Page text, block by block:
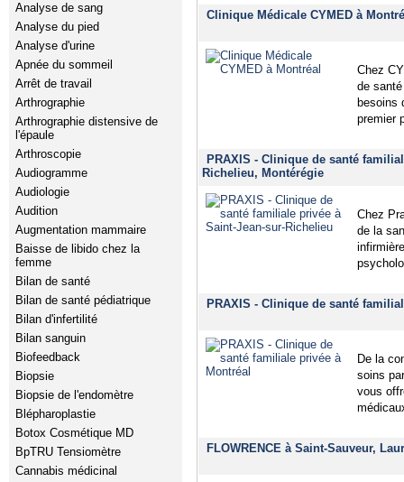
Analyse de sang
Analyse du pied
Analyse d'urine
Apnée du sommeil
Arrêt de travail
Arthrographie
Arthrographie distensive de
l'épaule
Arthroscopie
Audiogramme
Audiologie
Audition
Augmentation mammaire
Baisse de libido chez la
femme
Bilan de santé
Bilan de santé pédiatrique
Bilan d'infertilité
Bilan sanguin
Biofeedback
Biopsie
Biopsie de l'endomètre
Blépharoplastie
Botox Cosmétique MD
BpTRU Tensiomètre
Cannabis médicinal
Clinique Médicale CYMED à
Chez
de
besoins
premier
PRAXIS - Clinique de santé
Richelieu, Montérégie
Chez
de la
PRAXIS - Clinique de santé
De la
soins
vous
FLOWRENCE à Saint-Sauveur,